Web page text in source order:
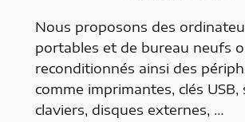
Nous proposons des
portables et de bureau neufs
reconditionnés ainsi des
comme imprimantes, clés USB,
claviers, disques externes, …